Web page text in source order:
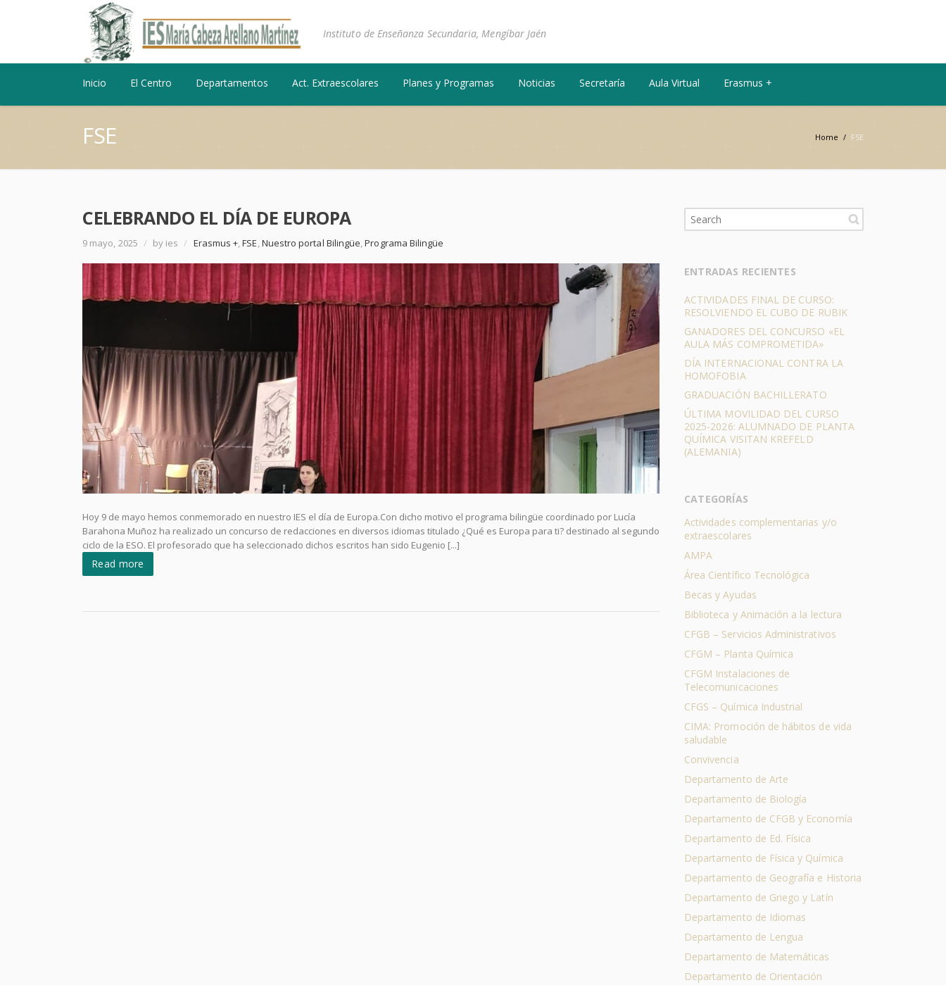
Instituto de Enseñanza Secundaria, Mengíbar Jaén
Inicio El Centro Departamentos Act. Extraescolares Planes y Programas Noticias Secretaría Aula Virtual Erasmus +
Home / FSE
FSE
CELEBRANDO EL DÍA DE EUROPA
9 mayo, 2025 / by ies / Erasmus +,FSE,Nuestro portal Bilingüe,Programa Bilingüe
Hoy 9 de mayo hemos conmemorado en nuestro IES el día de Europa.Con dicho motivo el programa bilingüe coordinado por Lucía
Barahona Muñoz ha realizado un concurso de redacciones en diversos idiomas titulado ¿Qué es Europa para ti? destinado al segundo
ciclo de la ESO. El profesorado que ha seleccionado dichos escritos han sido Eugenio [...]
Read more
ENTRADAS RECIENTES
ACTIVIDADES FINAL DE CURSO:
RESOLVIENDO EL CUBO DE RUBIK
GANADORES DEL CONCURSO «EL
AULA MÁS COMPROMETIDA»
DÍA INTERNACIONAL CONTRA LA
HOMOFOBIA
GRADUACIÓN BACHILLERATO
ÚLTIMA MOVILIDAD DEL CURSO
2025-2026: ALUMNADO DE PLANTA
QUÍMICA VISITAN KREFELD
(ALEMANIA)
CATEGORÍAS
Actividades complementarias y/o
extraescolares
AMPA
Área Científico Tecnológica
Becas y Ayudas
Biblioteca y Animación a la lectura
CFGB – Servicios Administrativos
CFGM – Planta Química
CFGM Instalaciones de
Telecomunicaciones
CFGS – Química Industrial
CIMA: Promoción de hábitos de vida
saludable
Convivencia
Departamento de Arte
Departamento de Biología
Departamento de CFGB y Economía
Departamento de Ed. Física
Departamento de Física y Química
Departamento de Geografía e Historia
Departamento de Griego y Latín
Departamento de Idiomas
Departamento de Lengua
Departamento de Matemáticas
Departamento de Orientación